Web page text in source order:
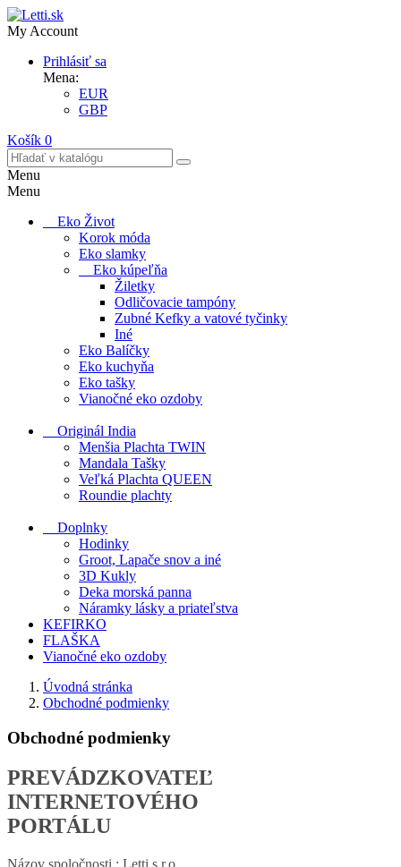
My Account
Prihlásiť sa
Mena:
EUR
GBP
Košík 0
Menu
Menu
Eko Život
Korok móda
Eko slamky
Eko kúpeľňa
Žiletky
Odličovacie tampóny
Zubné Kefky a vatové tyčinky
Iné
Eko Balíčky
Eko kuchyňa
Eko tašky
Vianočné eko ozdoby
Originál India
Menšia Plachta TWIN
Mandala Tašky
Veľká Plachta QUEEN
Roundie plachty
Doplnky
Hodinky
Groot, Lapače snov a iné
3D Kukly
Deka morská panna
Náramky lásky a priateľstva
KEFIRKO
FLAŠKA
Vianočné eko ozdoby
Úvodná stránka
Obchodné podmienky
Obchodné podmienky
PREVÁDZKOVATEĽ
INTERNETOVÉHO
PORTÁLU
Názov spoločnosti : Letti s.r.o.